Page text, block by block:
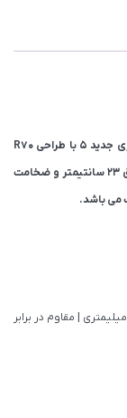
سینک ظرفشویی روکار اخوان مدل 505s از مدل های سری جدید 5 با طراحی R70
اخوان می باشد. این سینک با ابعاد 120 در 60 و لگن با عمق 23 سانتیمتر و ضخامت
استیل با ضخامت بالا | 0.8 میلیمتری | مقاوم در برابر